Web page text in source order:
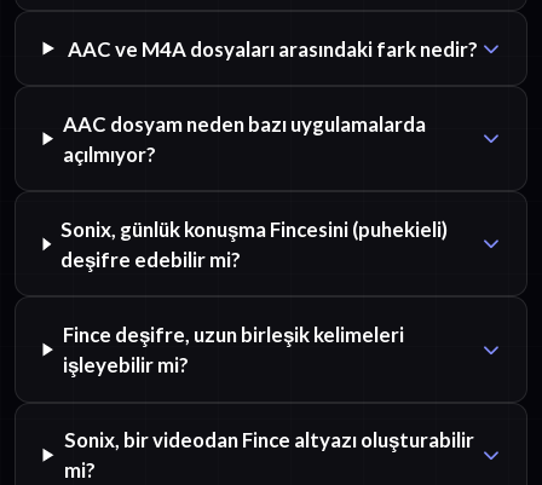
AAC ve M4A dosyaları arasındaki fark nedir?
AAC dosyam neden bazı uygulamalarda
açılmıyor?
Sonix, günlük konuşma Fincesini (puhekieli)
deşifre edebilir mi?
Fince deşifre, uzun birleşik kelimeleri
işleyebilir mi?
Sonix, bir videodan Fince altyazı oluşturabilir
mi?